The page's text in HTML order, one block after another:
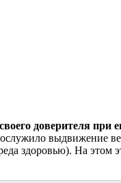
доверителя при
выдвижение
здоровью). На этом